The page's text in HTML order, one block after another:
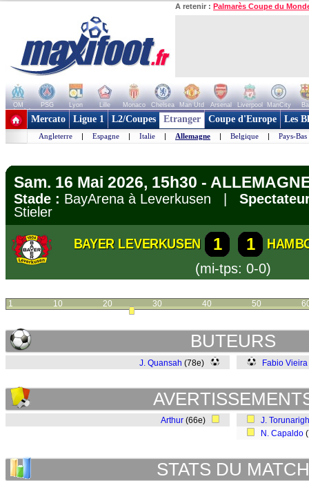
A retenir : Palmarès Coupe du
OM PSG Lyon Lille Monaco Chelsea Man Utd Arsenal Liverpool ManCity
+ de clubs
Mercato Ligue 1 L2/Coupes Etranger Coupe d'Europe Les
Angleterre | Espagne | Italie | Allemagne | Belgique | Pays-Bas
Sam. 16 Mai 2026, 15h30 -
Stade : BayArena à Leverkusen |
Stieler
BAYER LEVERKUSEN 1 1
(mi-tps: 0-0)
1 10 20 30 40 50
BUTEURS
J. Quansah (78e) Fabio Vieira
Arthur (66e)
J.
N. Capaldo
STATS DU MATCH